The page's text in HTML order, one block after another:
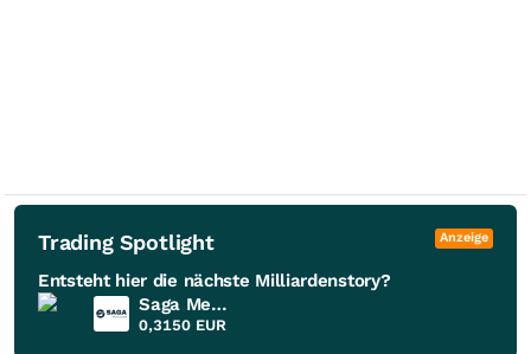
Trading Spotlight Anzeige
Entsteht hier die nächste Milliardenstory?
Saga Metals
0,3150 EUR